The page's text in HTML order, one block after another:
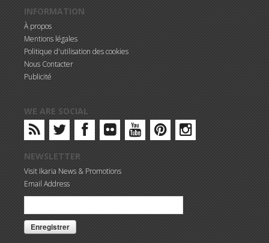
INFORMATION
À propos
Mentions légales
Politique d'utilisation des cookies
Nous Contacter
Publicité
WE ARE SOCIAL
NEWSLETTER
Visit Ikaria News & Promotions
Email Address